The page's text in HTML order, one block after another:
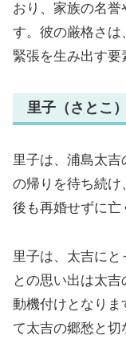
おり、家族の名誉
す。彼の厳格さ
緊張を生み出す要
里子（さとこ）
里子は、浦島太
の帰りを待ち続け
後も再婚せずに亡
里子は、太吉に
との思い出は太
動機付けとなりま
て太吉の郷愁と切